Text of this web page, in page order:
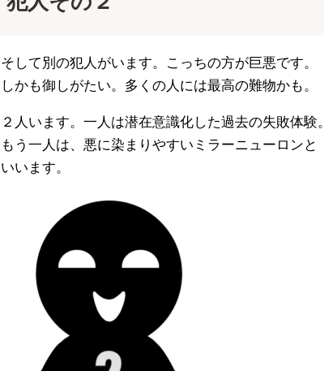
そして別の犯人がいます。こっちの方が巨悪です。
しかも御しがたい。多くの人には最高の難物かも。
２人います。一人は潜在意識化した過去の失敗体験
もう一人は、悪に染まりやすいミラーニューロンと
いいます。